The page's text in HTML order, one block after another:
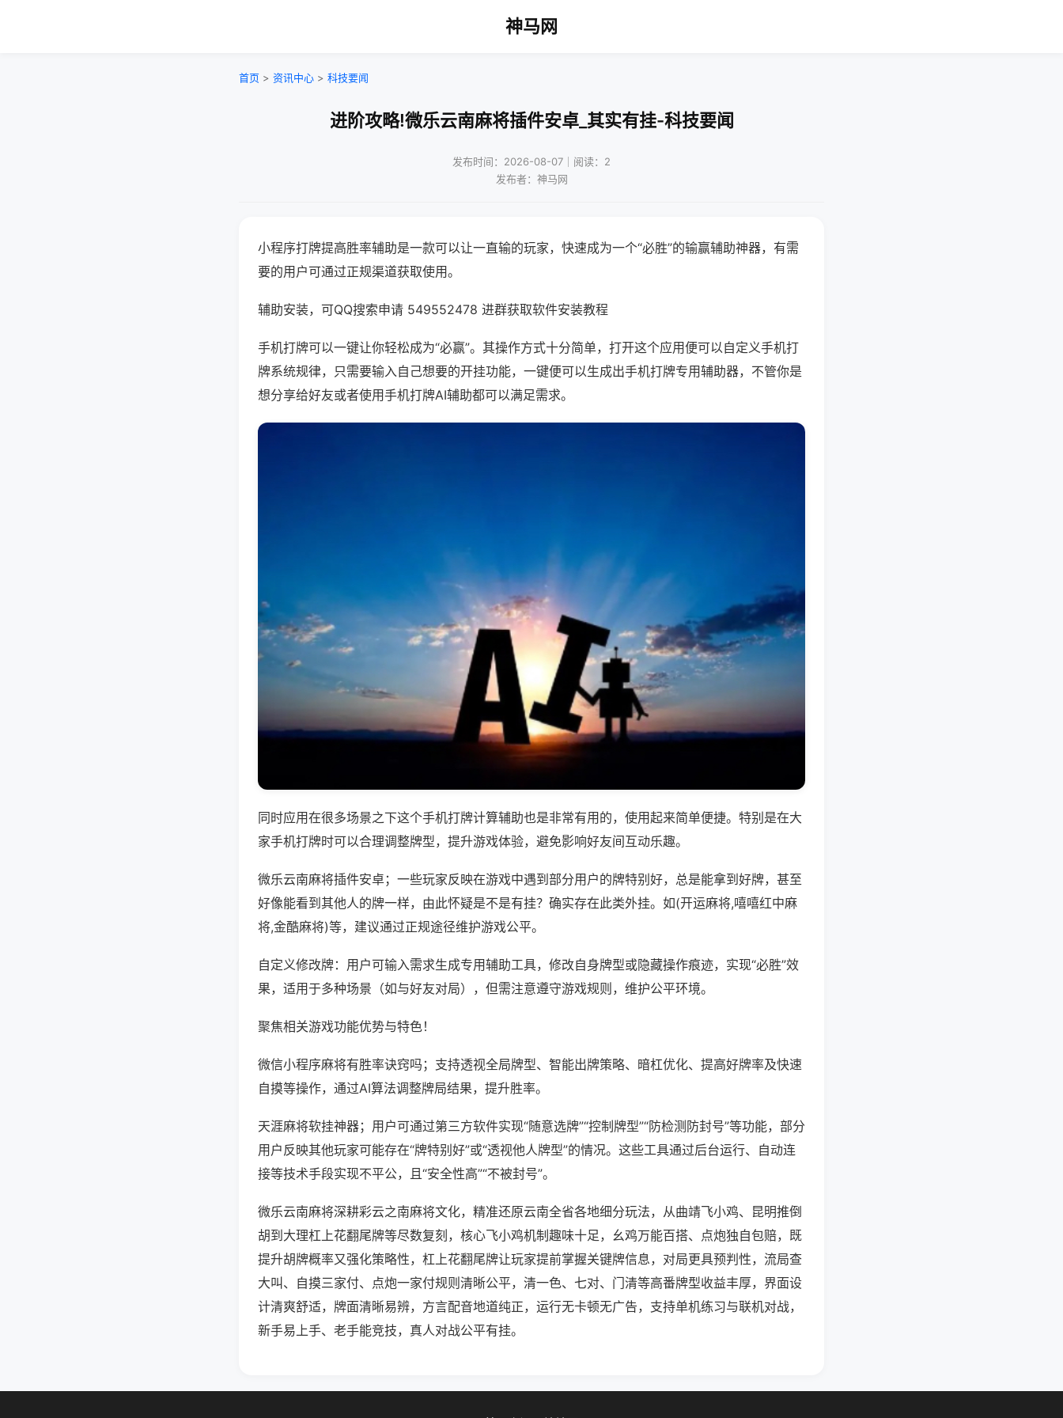
神马网
首页 > 资讯中心 > 科技要闻
进阶攻略!微乐云南麻将插件安卓_其实有挂-科技要闻
发布时间：2026-08-07｜阅读：2
发布者：神马网
小程序打牌提高胜率辅助是一款可以让一直输的玩家，快速成为一个“必胜”的输赢辅助神器，有需
要的用户可通过正规渠道获取使用。
辅助安装，可QQ搜索申请 549552478 进群获取软件安装教程
手机打牌可以一键让你轻松成为“必赢”。其操作方式十分简单，打开这个应用便可以自定义手机打
牌系统规律，只需要输入自己想要的开挂功能，一键便可以生成出手机打牌专用辅助器，不管你是
想分享给好友或者使用手机打牌AI辅助都可以满足需求。
同时应用在很多场景之下这个手机打牌计算辅助也是非常有用的，使用起来简单便捷。特别是在大
家手机打牌时可以合理调整牌型，提升游戏体验，避免影响好友间互动乐趣。
微乐云南麻将插件安卓；一些玩家反映在游戏中遇到部分用户的牌特别好，总是能拿到好牌，甚至
好像能看到其他人的牌一样，由此怀疑是不是有挂？确实存在此类外挂。如(开运麻将,嘻嘻红中麻
将,金酷麻将)等，建议通过正规途径维护游戏公平。
自定义修改牌：用户可输入需求生成专用辅助工具，修改自身牌型或隐藏操作痕迹，实现“必胜”效
果，适用于多种场景（如与好友对局），但需注意遵守游戏规则，维护公平环境。
聚焦相关游戏功能优势与特色！
微信小程序麻将有胜率诀窍吗；支持透视全局牌型、智能出牌策略、暗杠优化、提高好牌率及快速
自摸等操作，通过AI算法调整牌局结果，提升胜率。
天涯麻将软挂神器；用户可通过第三方软件实现“随意选牌”“控制牌型”“防检测防封号”等功能，部分
用户反映其他玩家可能存在“牌特别好”或“透视他人牌型”的情况。这些工具通过后台运行、自动连
接等技术手段实现不平公，且“安全性高”“不被封号”。
微乐云南麻将深耕彩云之南麻将文化，精准还原云南全省各地细分玩法，从曲靖飞小鸡、昆明推倒
胡到大理杠上花翻尾牌等尽数复刻，核心飞小鸡机制趣味十足，幺鸡万能百搭、点炮独自包赔，既
提升胡牌概率又强化策略性，杠上花翻尾牌让玩家提前掌握关键牌信息，对局更具预判性，流局查
大叫、自摸三家付、点炮一家付规则清晰公平，清一色、七对、门清等高番牌型收益丰厚，界面设
计清爽舒适，牌面清晰易辨，方言配音地道纯正，运行无卡顿无广告，支持单机练习与联机对战，
新手易上手、老手能竞技，真人对战公平有挂。